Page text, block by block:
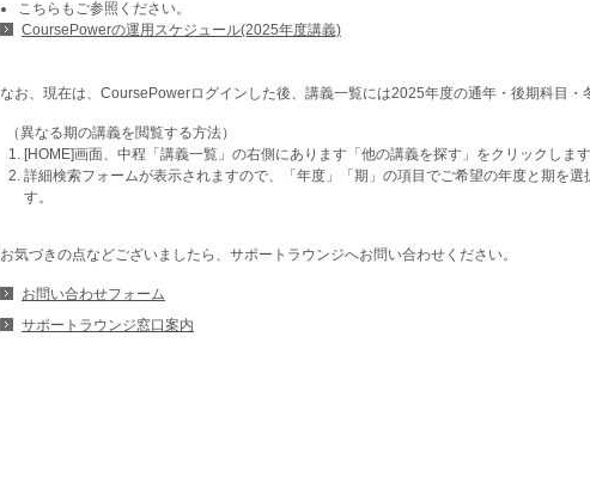
こちらもご参照ください。
CoursePowerの運用スケジュール(2025年度講義)
なお、現在は、CoursePowerログインした後、講義一覧には2025年度の通年・後期科目・
（異なる期の講義を閲覧する方法）
[HOME]画面、中程「講義一覧」の右側にあります「他の講義を探す」をクリックします
詳細検索フォームが表示されますので、「年度」「期」の項目でご希望の年度と期を選
す。
お気づきの点などございましたら、サポートラウンジへお問い合わせください。
お問い合わせフォーム
サポートラウンジ窓口案内